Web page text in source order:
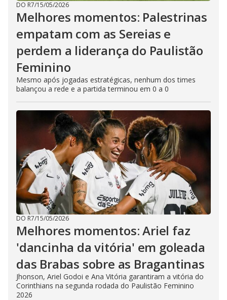
DO R7/15/05/2026
Melhores momentos: Palestrinas
empatam com as Sereias e
perdem a liderança do Paulistão
Feminino
Mesmo após jogadas estratégicas, nenhum dos times
balançou a rede e a partida terminou em 0 a 0
DO R7/15/05/2026
Melhores momentos: Ariel faz
'dancinha da vitória' em goleada
das Brabas sobre as Bragantinas
Jhonson, Ariel Godoi e Ana Vitória garantiram a vitória do
Corinthians na segunda rodada do Paulistão Feminino
2026